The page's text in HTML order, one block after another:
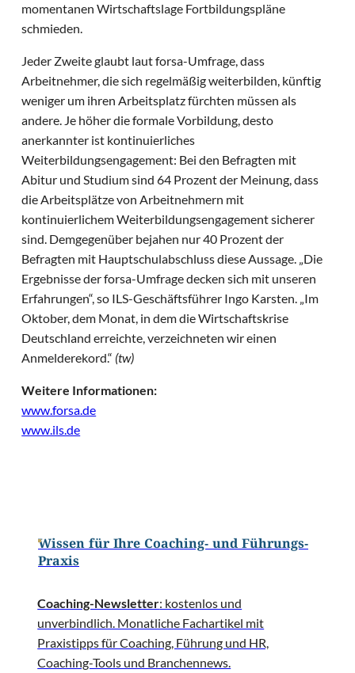
momentanen Wirtschaftslage Fortbildungspläne
schmieden.
Jeder Zweite glaubt laut forsa-Umfrage, dass
Arbeitnehmer, die sich regelmäßig weiterbilden, künftig
weniger um ihren Arbeitsplatz fürchten müssen als
andere. Je höher die formale Vorbildung, desto
anerkannter ist kontinuierliches
Weiterbildungsengagement: Bei den Befragten mit
Abitur und Studium sind 64 Prozent der Meinung, dass
die Arbeitsplätze von Arbeitnehmern mit
kontinuierlichem Weiterbildungsengagement sicherer
sind. Demgegenüber bejahen nur 40 Prozent der
Befragten mit Hauptschulabschluss diese Aussage. „Die
Ergebnisse der forsa-Umfrage decken sich mit unseren
Erfahrungen“, so ILS-Geschäftsführer Ingo Karsten. „Im
Oktober, dem Monat, in dem die Wirtschaftskrise
Deutschland erreichte, verzeichneten wir einen
Anmelderekord.“ (tw)
Weitere Informationen:
www.forsa.de
www.ils.de
Wissen für Ihre Coaching- und Führungs-
Praxis
Coaching-Newsletter: kostenlos und
unverbindlich. Monatliche Fachartikel mit
Praxistipps für Coaching, Führung und HR,
Coaching-Tools und Branchennews.